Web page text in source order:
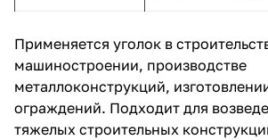
Применяется уголок в
машиностроении, производстве
металлоконструкций,
ограждений. Подходит для
тяжелых строительных